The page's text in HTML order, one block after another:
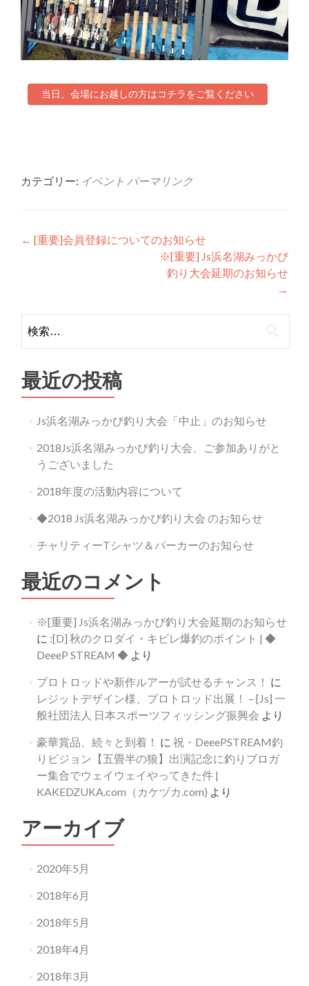
当日、会場にお越しの方はコチラをご覧ください
カテゴリー: イベント パーマリンク
投
ビ
ゲ
シ
ョ
← [重要]会員登録についてのお知らせ
※[重要] Js浜名湖みっかび
釣り大会延期のお知らせ
→
索:
最近の投稿
Js浜名湖みっかび釣り大会「中止」のお知らせ
2018Js浜名湖みっかび釣り大会、ご参加ありがと
うございました
2018年度の活動内容について
◆2018 Js浜名湖みっかび釣り大会 のお知らせ
チャリティーTシャツ＆パーカーのお知らせ
最近のコメント
※[重要] Js浜名湖みっかび釣り大会延期のお知らせ
に :[D] 秋のクロダイ・キビレ爆釣のポイント | ◆
DeeeP STREAM ◆より
プロトロッドや新作ルアーが試せるチャンス！ に
レジットデザイン様、プロトロッド出展！ – [Js] 一
般社団法人 日本スポーツフィッシング振興会 より
豪華賞品、続々と到着！ に 祝・DeeePSTREAM釣
りビジョン【五畳半の狼】出演記念に釣りブロガ
ー集合でウェイウェイやってきた件 |
KAKEDZUKA.com（カケヅカ.com) より
アーカイブ
2020年5月
2018年6月
2018年5月
2018年4月
2018年3月